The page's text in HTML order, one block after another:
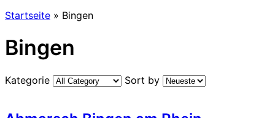
Startseite » Bingen
Bingen
Kategorie Sort by